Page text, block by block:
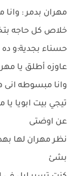
مهران بدمر :
خلاص كل حاجه
حسناء بجدية:و
عاوزه أطلق يا
وانا مبسوطه
تيجي بيت ابويا
عن اوضتى
نظر مهران لها
بشئ